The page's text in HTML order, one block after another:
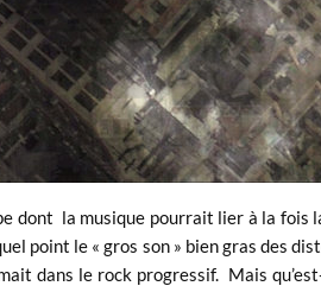
dont la musique pourrait lier à la fois
point le « gros son » bien gras des
dans le rock progressif. Mais